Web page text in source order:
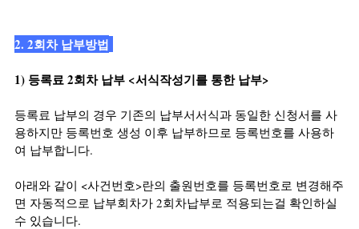
2. 2회차 납부방법
1) 등록료 2회차 납부 <서식작성기를 통한 납부>
등록료 납부의 경우 기존의 납부서서식과 동일한 신청서를 사
용하지만 등록번호 생성 이후 납부하므로 등록번호를 사용하
여 납부합니다.
아래와 같이 <사건번호>란의 출원번호를 등록번호로 변경해주
면 자동적으로 납부회차가 2회차납부로 적용되는걸 확인하실
수 있습니다.